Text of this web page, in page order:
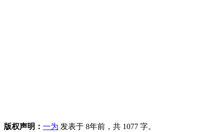
版权声明： 一为 发表于 8年前，共 1077 字。